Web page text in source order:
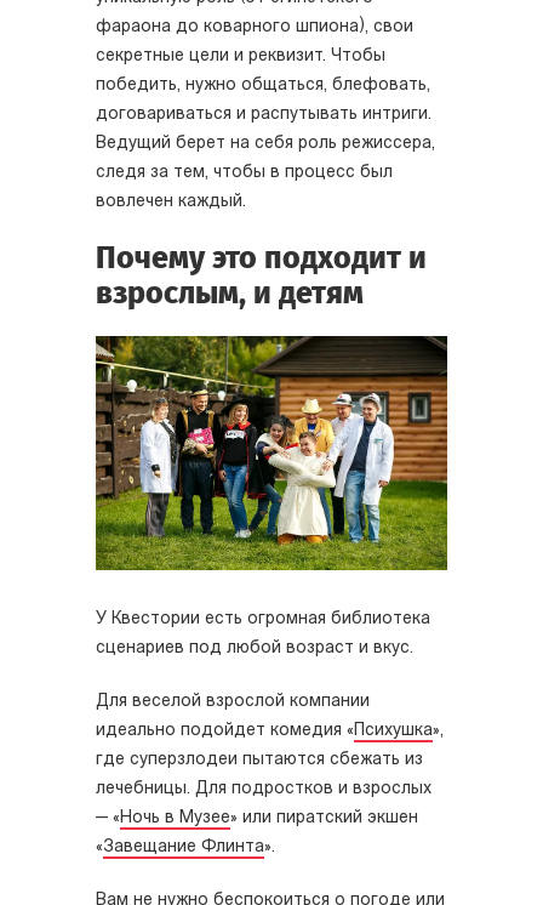
фараона до коварного шпиона), свои
секретные цели и реквизит. Чтобы
победить, нужно общаться, блефовать,
договариваться и распутывать интриги.
Ведущий берет на себя роль режиссера,
следя за тем, чтобы в процесс был
вовлечен каждый.
Почему это подходит и
взрослым, и детям
У Квестории есть огромная библиотека
сценариев под любой возраст и вкус.
Для веселой взрослой компании
идеально подойдет комедия «Психушка»,
где суперзлодеи пытаются сбежать из
лечебницы. Для подростков и взрослых
— «Ночь в Музее» или пиратский экшен
«Завещание Флинта».
Вам не нужно беспокоиться о погоде или